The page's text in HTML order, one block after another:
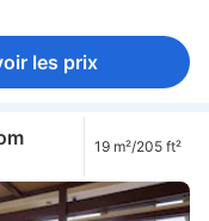
les prix
19 m²/205 ft²